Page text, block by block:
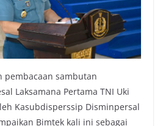
pembacaan sambutan
Laksamana Pertama TNI Uki
Kasubdisperssip Disminpersal
Bimtek kali ini sebagai